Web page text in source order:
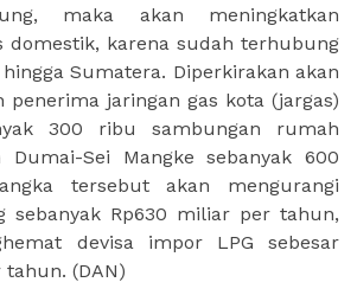
maka akan meningkatkan
domestik, karena sudah terhubung
Sumatera. Diperkirakan akan
penerima jaringan gas kota (jargas)
300 ribu sambungan rumah
Dumai-Sei Mangke sebanyak 600
tersebut akan mengurangi
sebanyak Rp630 miliar per tahun,
devisa impor LPG sebesar
tahun. (DAN)